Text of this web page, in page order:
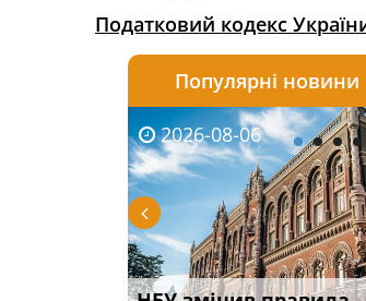
Податковий кодекс
Популярні новини
2026-08-06
2026-08-03